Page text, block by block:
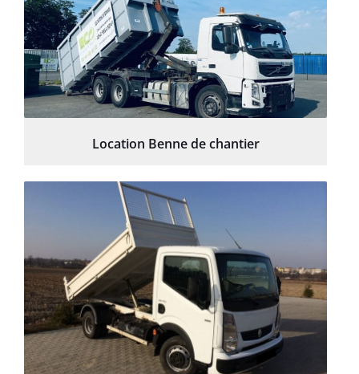
Location Benne de chantier